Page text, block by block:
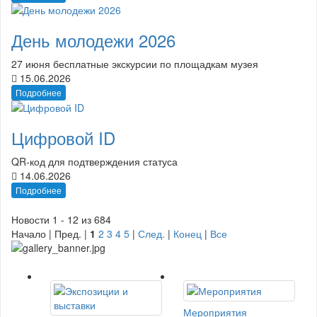
День молодежи 2026
27 июня бесплатные экскурсии по площадкам музея
15.06.2026
Подробнее
Цифровой ID
QR-код для подтверждения статуса
14.06.2026
Подробнее
Новости 1 - 12 из 684
Начало | Пред. | 1 2 3 4 5 | След. | Конец | Все
Мероприятия